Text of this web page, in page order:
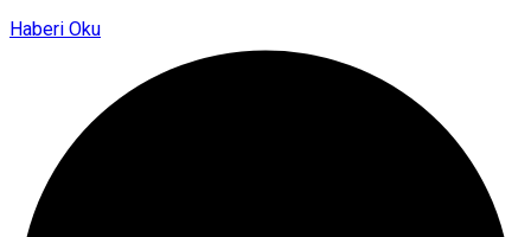
Haberi Oku